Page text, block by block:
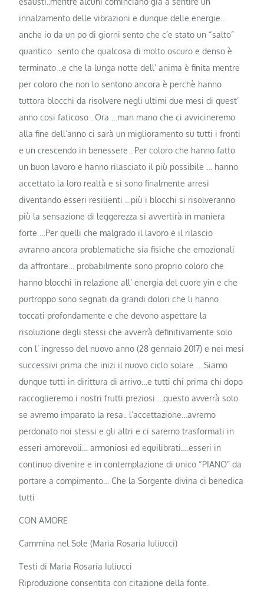
innalzamento delle vibrazioni e dunque delle energie…
anche io da un po di giorni sento che c’e stato un “salto”
quantico ..sento che qualcosa di molto oscuro e denso è
terminato ..e che la lunga notte dell’ anima è finita mentre
per coloro che non lo sentono ancora è perchè hanno
tuttora blocchi da risolvere negli ultimi due mesi di quest’
anno cosi faticoso . Ora …man mano che ci avvicineremo
alla fine dell’anno ci sarà un miglioramento su tutti i fronti
e un crescendo in benessere . Per coloro che hanno fatto
un buon lavoro e hanno rilasciato il più possibile … hanno
accettato la loro realtà e si sono finalmente arresi
diventando esseri resilienti …più i blocchi si risolveranno
più la sensazione di leggerezza si avvertirà in maniera
forte …Per quelli che malgrado il lavoro e il rilascio
avranno ancora problematiche sia fisiche che emozionali
da affrontare… probabilmente sono proprio coloro che
hanno blocchi in relazione all’ energia del cuore yin e che
purtroppo sono segnati da grandi dolori che li hanno
toccati profondamente e che devono aspettare la
risoluzione degli stessi che avverrà definitivamente solo
con l’ ingresso del nuovo anno (28 gennaio 2017) e nei mesi
successivi prima che inizi il nuovo ciclo solare ….Siamo
dunque tutti in dirittura di arrivo…e tutti chi prima chi dopo
raccoglieremo i nostri frutti preziosi …questo avverrà solo
se avremo imparato la resa.. l’accettazione…avremo
perdonato noi stessi e gli altri e ci saremo trasformati in
esseri amorevoli… armoniosi ed equilibrati….esseri in
continuo divenire e in contemplazione di unico “PIANO” da
portare a compimento… Che la Sorgente divina ci benedica
tutti
CON AMORE
Cammina nel Sole (Maria Rosaria Iuliucci)
Testi di Maria Rosaria Iuliucci
Riproduzione consentita con citazione della fonte.